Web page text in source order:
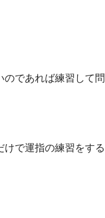
であれば練習して問
で運指の練習をす